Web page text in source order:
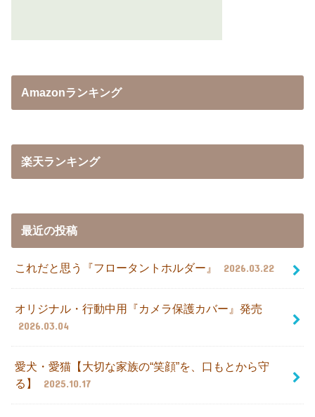
Amazonランキング
楽天ランキング
最近の投稿
これだと思う『フロータントホルダー』 2026.03.22
オリジナル・行動中用『カメラ保護カバー』発売
2026.03.04
愛犬・愛猫【大切な家族の“笑顔”を、口もとから守
る】
2025.10.17